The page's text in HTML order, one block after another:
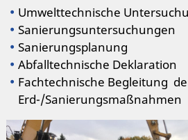
Kontakt
Umwelttechnische
Sanierungsuntersuchungen
Sanierungsplanung
Abfalltechnische Deklaration
Fachtechnische Begleitung
Erd-/Sanierungsmaßnahmen